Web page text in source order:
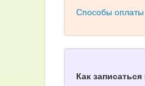
Способы оплаты
Как записаться